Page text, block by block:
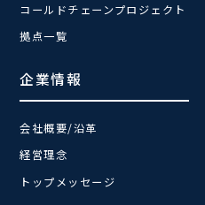
コールドチェーンプロジェクト
拠点一覧
企業情報
会社概要/沿革
経営理念
トップメッセージ